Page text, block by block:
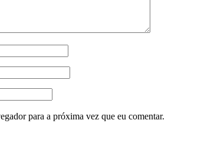
para a próxima vez que eu comentar.